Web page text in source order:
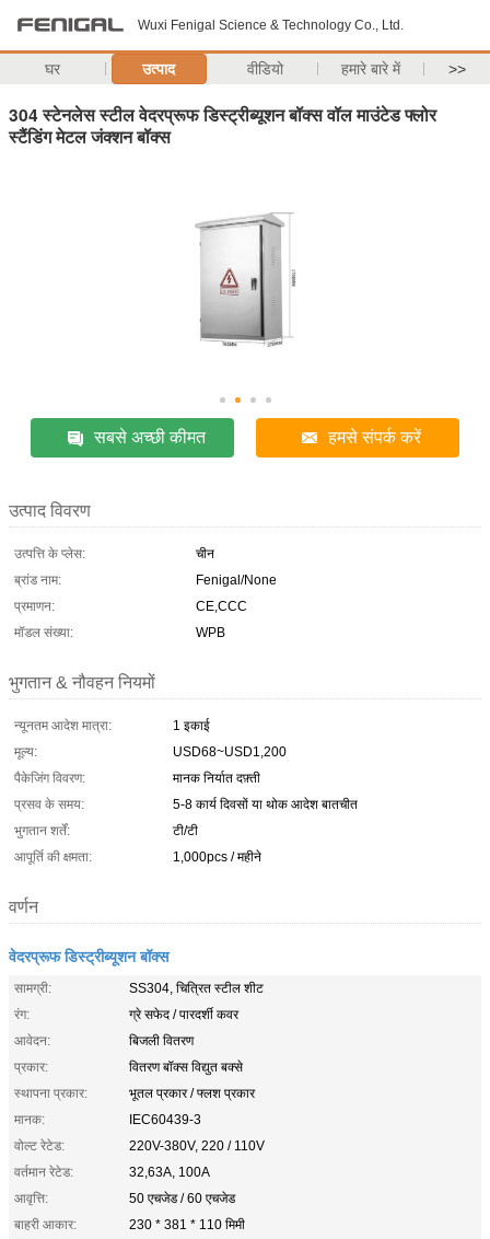
Wuxi Fenigal Science & Technology Co., Ltd.
घर उत्पाद वीडियो हमारे बारे में >>
304 स्टेनलेस स्टील वेदरप्रूफ डिस्ट्रीब्यूशन बॉक्स वॉल माउंटेड फ्लोर
स्टैंडिंग मेटल जंक्शन बॉक्स
सबसे अच्छी कीमत हमसे संपर्क करें
उत्पाद विवरण
उत्पत्ति के प्लेस:
चीन
ब्रांड नाम:
Fenigal/None
प्रमाणन:
CE,CCC
मॉडल संख्या:
WPB
भुगतान & नौवहन नियमों
न्यूनतम आदेश मात्रा:
1 इकाई
मूल्य:
USD68~USD1,200
पैकेजिंग विवरण:
मानक निर्यात दफ़्ती
प्रसव के समय:
5-8 कार्य दिवसों या थोक आदेश बातचीत
भुगतान शर्तें:
टी/टी
आपूर्ति की क्षमता:
1,000pcs / महीने
वर्णन
वेदरप्रूफ डिस्ट्रीब्यूशन बॉक्स
सामग्री:
SS304, चित्रित स्टील शीट
रंग:
ग्रे सफेद / पारदर्शी कवर
आवेदन:
बिजली वितरण
प्रकार:
वितरण बॉक्स विद्युत बक्से
स्थापना प्रकार:
भूतल प्रकार / फ्लश प्रकार
मानक:
IEC60439-3
वोल्ट रेटेड:
220V-380V, 220 / 110V
वर्तमान रेटेड:
32,63A, 100A
आवृत्ति:
50 एचजेड / 60 एचजेड
बाहरी आकार:
230 * 381 * 110 मिमी